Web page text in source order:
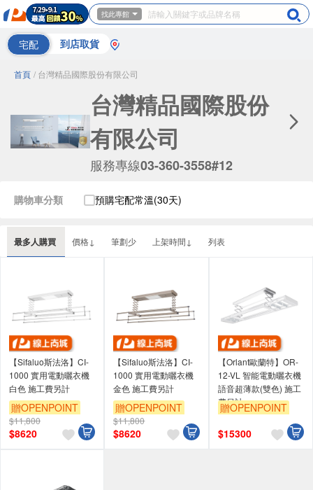
找此專館
宅配 到店取貨
首頁 / 台灣精品國際股份有限公司
台灣精品國際股份
有限公司
服務專線03-360-3558#12
最多人購買 價格↓ 筆劃少 上架時間↓ 列表
購物車分類 預購宅配常溫(30天)
【Sifaluo斯法洛】CI-
1000 實用電動曬衣機
白色 施工費另計
贈OPENPOINT
$11,800
$8620
【Sifaluo斯法洛】CI-
1000 實用電動曬衣機
金色 施工費另計
贈OPENPOINT
$11,800
$8620
【Orlant歐蘭特】OR-
12-VL 智能電動曬衣機
語音超薄款(雙色) 施工
費另計
贈OPENPOINT
$15300